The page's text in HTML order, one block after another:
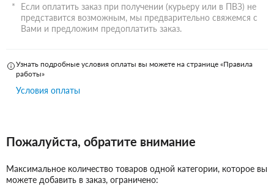
Если оплатить заказ при получении (курьеру или в ПВЗ) не
представится возможным, мы предварительно свяжемся с
Вами и предложим предоплатить заказ.
Узнать подробные условия оплаты вы можете на странице «Правила
работы»
Условия оплаты
Пожалуйста, обратите внимание
Максимальное количество товаров одной категории, которое вы
можете добавить в заказ, ограничено: